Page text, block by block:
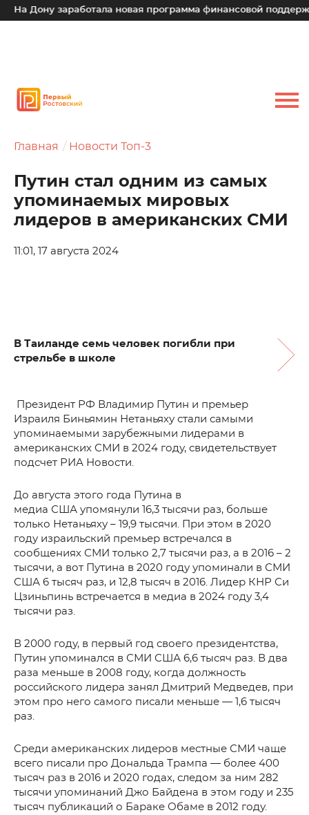
Дону заработала новая программа финансовой поддержки
Главная Новости Топ-3
Путин стал одним из самых
упоминаемых мировых
лидеров в американских СМИ
11:01, 17 августа 2024
В Таиланде семь человек погибли при
стрельбе в школе
Президент РФ Владимир Путин и премьер
Израиля Биньямин Нетаньяху стали самыми
упоминаемыми зарубежными лидерами в
американских СМИ в 2024 году, свидетельствует
подсчет РИА Новости.
До августа этого года Путина в
медиа США упомянули 16,3 тысячи раз, больше
только Нетаньяху – 19,9 тысячи. При этом в 2020
году израильский премьер встречался в
сообщениях СМИ только 2,7 тысячи раз, а в 2016 – 2
тысячи, а вот Путина в 2020 году упоминали в СМИ
США 6 тысяч раз, и 12,8 тысяч в 2016. Лидер КНР Си
Цзиньпинь встречается в медиа в 2024 году 3,4
тысячи раз.
В 2000 году, в первый год своего президентства,
Путин упоминался в СМИ США 6,6 тысяч раз. В два
раза меньше в 2008 году, когда должность
российского лидера занял Дмитрий Медведев, при
этом про него самого писали меньше — 1,6 тысяч
раз.
Среди американских лидеров местные СМИ чаще
всего писали про Дональда Трампа — более 400
тысяч раз в 2016 и 2020 годах, следом за ним 282
тысячи упоминаний Джо Байдена в этом году и 235
тысяч публикаций о Бараке Обаме в 2012 году.